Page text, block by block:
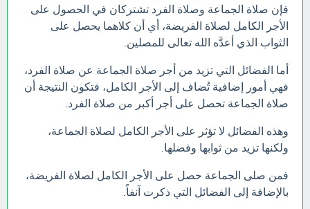
فإن صلاة الجماعة وصلاة الفرد تشتركان في الحصول على
الأجر الكامل لصلاة الفريضة، أي أن كلاهما يحصل على
الثواب الذي أعدَّه الله تعالى للمصلين.
أما الفضائل التي تزيد من أجر صلاة الجماعة عن صلاة الفرد،
فهي أمور إضافية تُضاف إلى الأجر الكامل، فتكون النتيجة أن
صلاة الجماعة تحصل على أجر أكبر من صلاة الفرد.
وهذه الفضائل لا تؤثر على الأجر الكامل لصلاة الجماعة،
ولكنها تزيد من ثوابها وفضلها.
فمن صلى الجماعة حصل على الأجر الكامل لصلاة الفريضة،
بالإضافة إلى الفضائل التي ذكرت آنفاً.